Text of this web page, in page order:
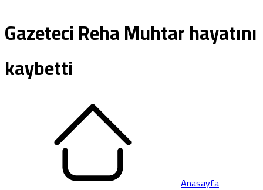
Gazeteci Reha Muhtar hayatını
kaybetti
Anasayfa